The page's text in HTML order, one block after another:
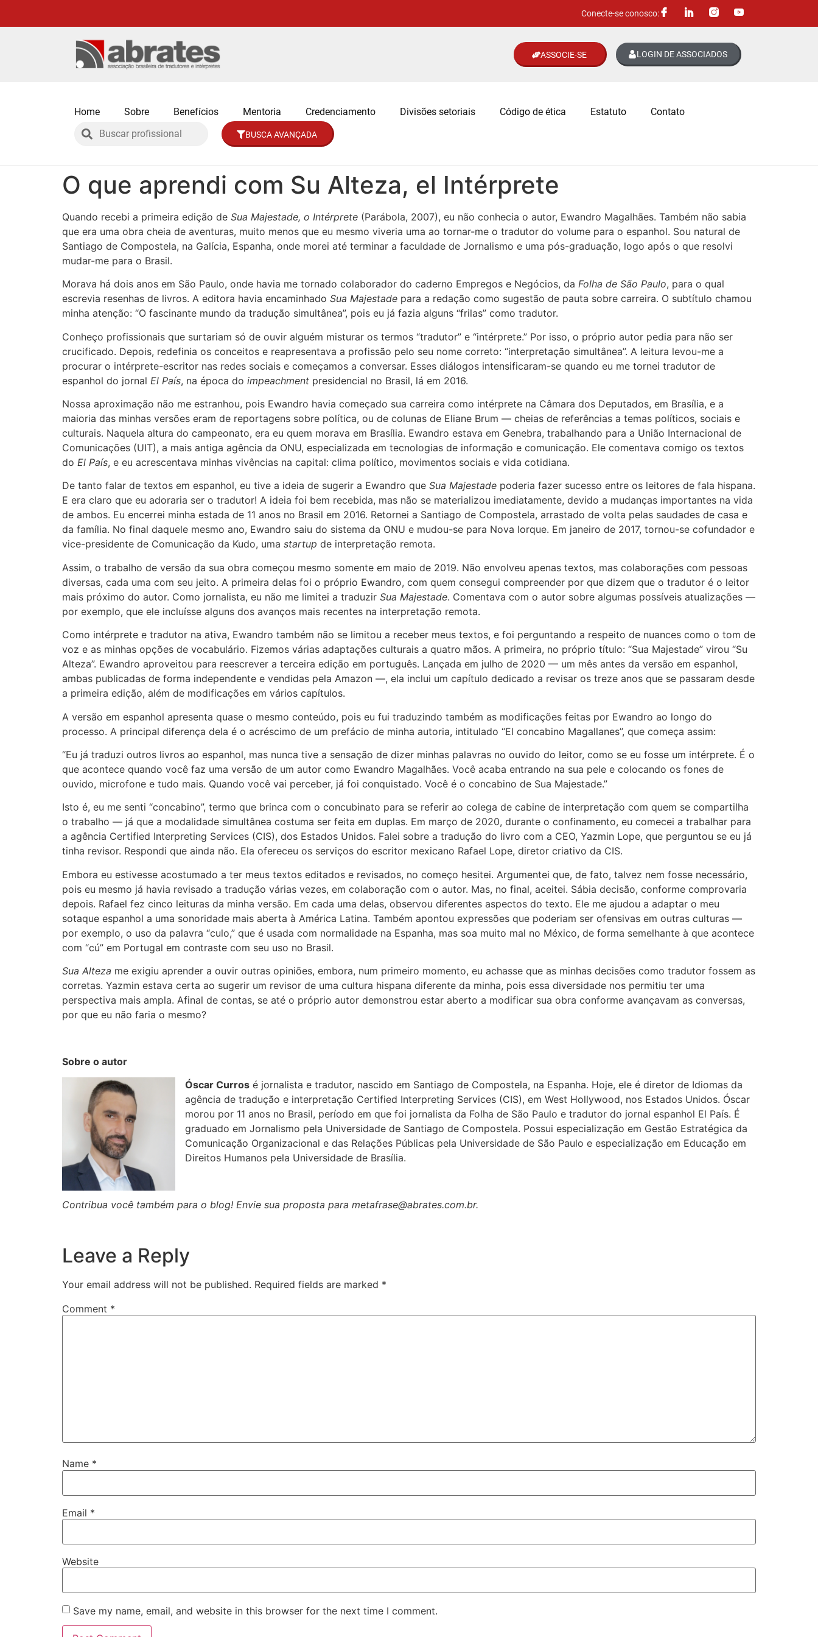
Conecte-se conosco:
ASSOCIE-SE LOGIN DE ASSOCIADOS
Home Sobre Benefícios Mentoria Credenciamento Divisões setoriais Código de ética Estatuto Contato
BUSCA AVANÇADA
O que aprendi com Su Alteza, el Intérprete
Quando recebi a primeira edição de Sua Majestade, o Intérprete (Parábola, 2007), eu não conhecia o autor, Ewandro Magalhães. Também não sabia
que era uma obra cheia de aventuras, muito menos que eu mesmo viveria uma ao tornar-me o tradutor do volume para o espanhol. Sou natural de
Santiago de Compostela, na Galícia, Espanha, onde morei até terminar a faculdade de Jornalismo e uma pós-graduação, logo após o que resolvi
mudar-me para o Brasil.
Morava há dois anos em São Paulo, onde havia me tornado colaborador do caderno Empregos e Negócios, da Folha de São Paulo, para o qual
escrevia resenhas de livros. A editora havia encaminhado Sua Majestade para a redação como sugestão de pauta sobre carreira. O subtítulo chamou
minha atenção: “O fascinante mundo da tradução simultânea”, pois eu já fazia alguns “frilas” como tradutor.
Conheço profissionais que surtariam só de ouvir alguém misturar os termos “tradutor” e “intérprete.” Por isso, o próprio autor pedia para não ser
crucificado. Depois, redefinia os conceitos e reapresentava a profissão pelo seu nome correto: “interpretação simultânea”. A leitura levou-me a
procurar o intérprete-escritor nas redes sociais e começamos a conversar. Esses diálogos intensificaram-se quando eu me tornei tradutor de
espanhol do jornal El País, na época do impeachment presidencial no Brasil, lá em 2016.
Nossa aproximação não me estranhou, pois Ewandro havia começado sua carreira como intérprete na Câmara dos Deputados, em Brasília, e a
maioria das minhas versões eram de reportagens sobre política, ou de colunas de Eliane Brum — cheias de referências a temas políticos, sociais e
culturais. Naquela altura do campeonato, era eu quem morava em Brasília. Ewandro estava em Genebra, trabalhando para a União Internacional de
Comunicações (UIT), a mais antiga agência da ONU, especializada em tecnologias de informação e comunicação. Ele comentava comigo os textos
do El País, e eu acrescentava minhas vivências na capital: clima político, movimentos sociais e vida cotidiana.
De tanto falar de textos em espanhol, eu tive a ideia de sugerir a Ewandro que Sua Majestade poderia fazer sucesso entre os leitores de fala hispana.
E era claro que eu adoraria ser o tradutor! A ideia foi bem recebida, mas não se materializou imediatamente, devido a mudanças importantes na vida
de ambos. Eu encerrei minha estada de 11 anos no Brasil em 2016. Retornei a Santiago de Compostela, arrastado de volta pelas saudades de casa e
da família. No final daquele mesmo ano, Ewandro saiu do sistema da ONU e mudou-se para Nova Iorque. Em janeiro de 2017, tornou-se cofundador e
vice-presidente de Comunicação da Kudo, uma startup de interpretação remota.
Assim, o trabalho de versão da sua obra começou mesmo somente em maio de 2019. Não envolveu apenas textos, mas colaborações com pessoas
diversas, cada uma com seu jeito. A primeira delas foi o próprio Ewandro, com quem consegui compreender por que dizem que o tradutor é o leitor
mais próximo do autor. Como jornalista, eu não me limitei a traduzir Sua Majestade. Comentava com o autor sobre algumas possíveis atualizações —
por exemplo, que ele incluísse alguns dos avanços mais recentes na interpretação remota.
Como intérprete e tradutor na ativa, Ewandro também não se limitou a receber meus textos, e foi perguntando a respeito de nuances como o tom de
voz e as minhas opções de vocabulário. Fizemos várias adaptações culturais a quatro mãos. A primeira, no próprio título: “Sua Majestade” virou “Su
Alteza”. Ewandro aproveitou para reescrever a terceira edição em português. Lançada em julho de 2020 — um mês antes da versão em espanhol,
ambas publicadas de forma independente e vendidas pela Amazon —, ela inclui um capítulo dedicado a revisar os treze anos que se passaram desde
a primeira edição, além de modificações em vários capítulos.
A versão em espanhol apresenta quase o mesmo conteúdo, pois eu fui traduzindo também as modificações feitas por Ewandro ao longo do
processo. A principal diferença dela é o acréscimo de um prefácio de minha autoria, intitulado “El concabino Magallanes”, que começa assim:
“Eu já traduzi outros livros ao espanhol, mas nunca tive a sensação de dizer minhas palavras no ouvido do leitor, como se eu fosse um intérprete. É o
que acontece quando você faz uma versão de um autor como Ewandro Magalhães. Você acaba entrando na sua pele e colocando os fones de
ouvido, microfone e tudo mais. Quando você vai perceber, já foi conquistado. Você é o concabino de Sua Majestade.”
Isto é, eu me senti “concabino”, termo que brinca com o concubinato para se referir ao colega de cabine de interpretação com quem se compartilha
o trabalho — já que a modalidade simultânea costuma ser feita em duplas. Em março de 2020, durante o confinamento, eu comecei a trabalhar para
a agência Certified Interpreting Services (CIS), dos Estados Unidos. Falei sobre a tradução do livro com a CEO, Yazmin Lope, que perguntou se eu já
tinha revisor. Respondi que ainda não. Ela ofereceu os serviços do escritor mexicano Rafael Lope, diretor criativo da CIS.
Embora eu estivesse acostumado a ter meus textos editados e revisados, no começo hesitei. Argumentei que, de fato, talvez nem fosse necessário,
pois eu mesmo já havia revisado a tradução várias vezes, em colaboração com o autor. Mas, no final, aceitei. Sábia decisão, conforme comprovaria
depois. Rafael fez cinco leituras da minha versão. Em cada uma delas, observou diferentes aspectos do texto. Ele me ajudou a adaptar o meu
sotaque espanhol a uma sonoridade mais aberta à América Latina. Também apontou expressões que poderiam ser ofensivas em outras culturas —
por exemplo, o uso da palavra “culo,” que é usada com normalidade na Espanha, mas soa muito mal no México, de forma semelhante à que acontece
com “cú” em Portugal em contraste com seu uso no Brasil.
Sua Alteza me exigiu aprender a ouvir outras opiniões, embora, num primeiro momento, eu achasse que as minhas decisões como tradutor fossem as
corretas. Yazmin estava certa ao sugerir um revisor de uma cultura hispana diferente da minha, pois essa diversidade nos permitiu ter uma
perspectiva mais ampla. Afinal de contas, se até o próprio autor demonstrou estar aberto a modificar sua obra conforme avançavam as conversas,
por que eu não faria o mesmo?
Sobre o autor
Óscar Curros é jornalista e tradutor, nascido em Santiago de Compostela, na Espanha. Hoje, ele é diretor de Idiomas da
agência de tradução e interpretação Certified Interpreting Services (CIS), em West Hollywood, nos Estados Unidos. Óscar
morou por 11 anos no Brasil, período em que foi jornalista da Folha de São Paulo e tradutor do jornal espanhol El País. É
graduado em Jornalismo pela Universidade de Santiago de Compostela. Possui especialização em Gestão Estratégica da
Comunicação Organizacional e das Relações Públicas pela Universidade de São Paulo e especialização em Educação em
Direitos Humanos pela Universidade de Brasília.
Contribua você também para o blog! Envie sua proposta para metafrase@abrates.com.br.
Leave a Reply
Your email address will not be published. Required fields are marked *
Comment *
Name *
Email *
Website
Save my name, email, and website in this browser for the next time I comment.